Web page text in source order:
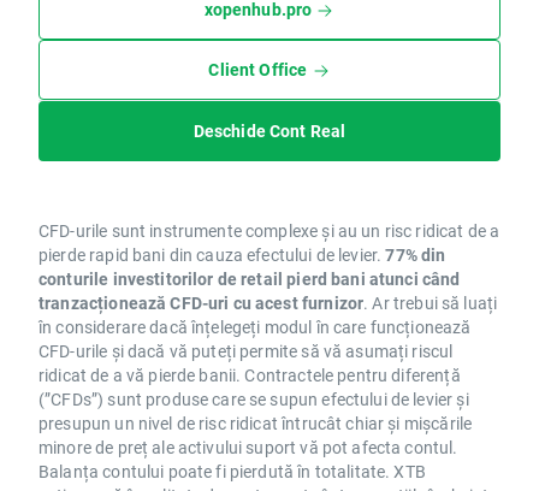
xopenhub.pro
Client Office
Deschide Cont Real
CFD-urile sunt instrumente complexe și au un risc ridicat de a
pierde rapid bani din cauza efectului de levier.77% din
conturile investitorilor de retail pierd bani atunci când
tranzacționează CFD-uri cu acest furnizor. Ar trebui să luați
în considerare dacă înțelegeți modul în care funcționează
CFD-urile și dacă vă puteți permite să vă asumați riscul
ridicat de a vă pierde banii. Contractele pentru diferență
(”CFDs”) sunt produse care se supun efectului de levier și
presupun un nivel de risc ridicat întrucât chiar și mișcările
minore de preț ale activului suport vă pot afecta contul.
Balanța contului poate fi pierdută în totalitate. XTB